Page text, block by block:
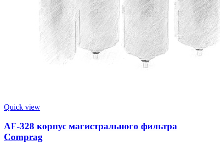
Quick view
AF-328 корпус магистрального фильтра
Comprag